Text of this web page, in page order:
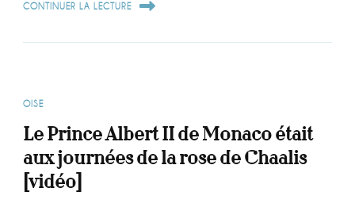
CONTINUER LA LECTURE
OISE
Le Prince Albert II de Monaco était
aux journées de la rose de Chaalis
[vidéo]